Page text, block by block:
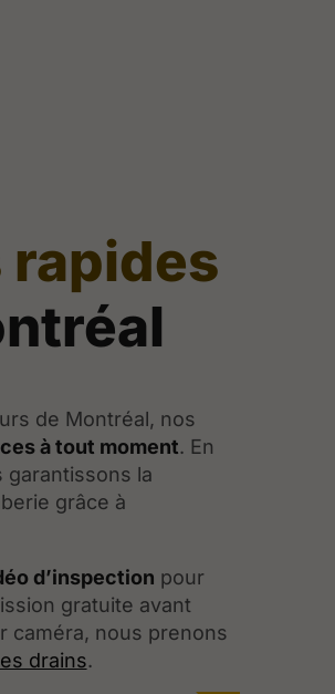
rapides
de Montréal, nos
à tout moment. En
la
grâce à
d’inspection pour
gratuite avant
caméra, nous prenons
drains.